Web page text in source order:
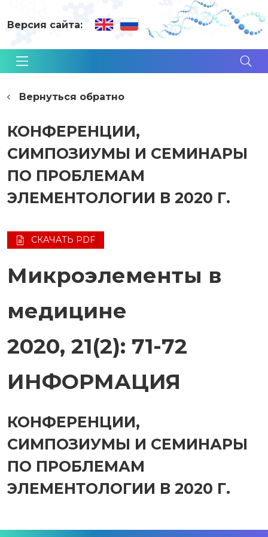
Версия сайта:
Вернуться обратно
КОНФЕРЕНЦИИ,
СИМПОЗИУМЫ И СЕМИНАРЫ
ПО ПРОБЛЕМАМ
ЭЛЕМЕНТОЛОГИИ В 2020 Г.
СКАЧАТЬ PDF
Микроэлементы в
медицине
2020, 21(2): 71-72
ИНФОРМАЦИЯ
КОНФЕРЕНЦИИ,
СИМПОЗИУМЫ И СЕМИНАРЫ
ПО ПРОБЛЕМАМ
ЭЛЕМЕНТОЛОГИИ В 2020 Г.